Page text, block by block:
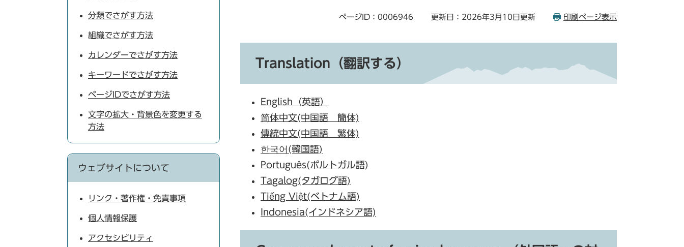
ページID：0006946 更新日：2026年3月10日更新 印刷ページ表示
Translation（翻訳する）
English（英語）
简体中文(中国語 簡体)
傳統中文(中国語 繁体)
한국어(韓国語)
Português(ポルトガル語)
Tagalog(タガログ語)
Tiếng Việt(ベトナム語)
Indonesia(インドネシア語)
分類でさがす方法
組織でさがす方法
カレンダーでさがす方法
キーワードでさがす方法
ページIDでさがす方法
文字の拡大・背景色を変更する
方法
ウェブサイトについて
リンク・著作権・免責事項
個人情報保護
アクセシビリティ